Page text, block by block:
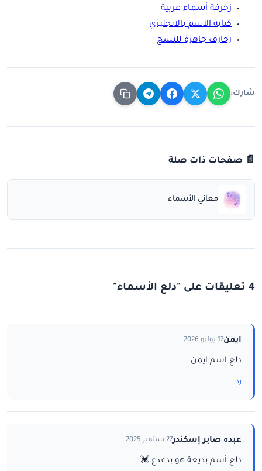
زخرفة أسماء عربية
كتابة الاسم بالانجليزي
زخارف جاهزة للنسخ
شارك:
📄 صفحات ذات صلة
معاني الأسماء
4 تعليقات على "دلع الأسماء"
ايمن17 يوليو 2026
دلع اسم ايمن
رد
عبده صابر إسكندر27 سبتمبر 2025
دلع أسم بديعة هو بدعدع 💓